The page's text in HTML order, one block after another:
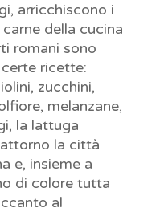
arricchiscono i
della cucina
romani sono
ricette:
zucchini,
melanzane,
la lattuga
la città
e, insieme a
di colore tutta
al